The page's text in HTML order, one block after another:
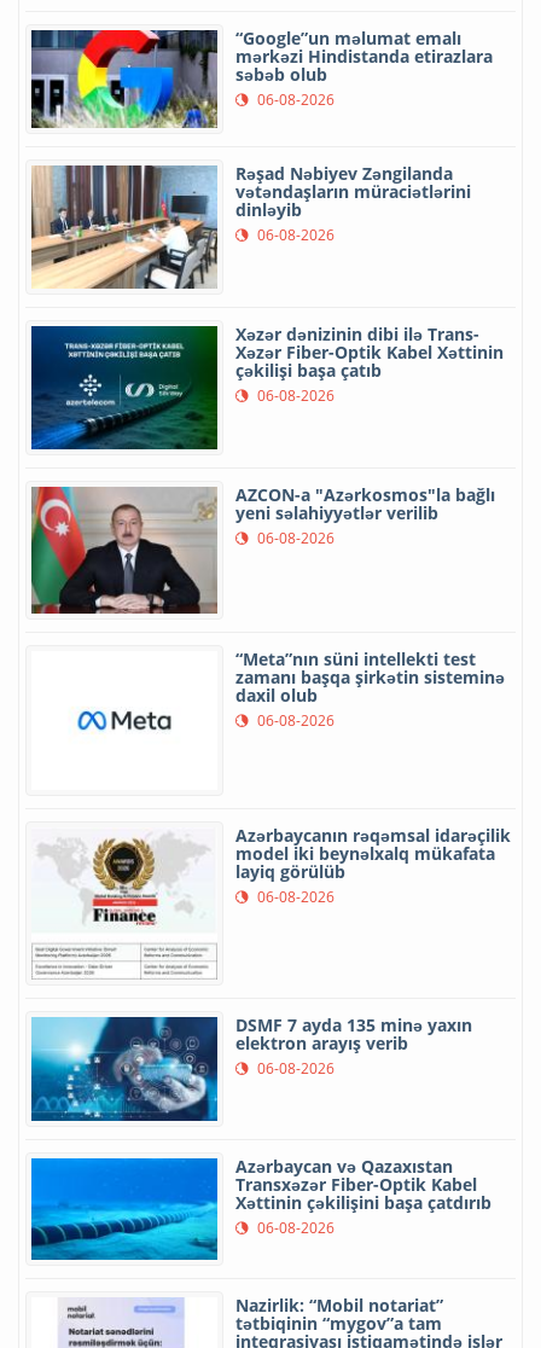
“Google”un məlumat emalı
mərkəzi Hindistanda etirazlara
səbəb olub
06-08-2026
Rəşad Nəbiyev Zəngilanda
vətəndaşların müraciətlərini
dinləyib
06-08-2026
Xəzər dənizinin dibi ilə Trans-
Xəzər Fiber-Optik Kabel Xəttinin
çəkilişi başa çatıb
06-08-2026
AZCON-a "Azərkosmos"la bağlı
yeni səlahiyyətlər verilib
06-08-2026
“Meta”nın süni intellekti test
zamanı başqa şirkətin sisteminə
daxil olub
06-08-2026
Azərbaycanın rəqəmsal idarəçilik
model iki beynəlxalq mükafata
layiq görülüb
06-08-2026
DSMF 7 ayda 135 minə yaxın
elektron arayış verib
06-08-2026
Azərbaycan və Qazaxıstan
Transxəzər Fiber-Optik Kabel
Xəttinin çəkilişini başa çatdırıb
06-08-2026
Nazirlik: “Mobil notariat”
tətbiqinin “mygov”a tam
inteqrasiyası istiqamətində işlər